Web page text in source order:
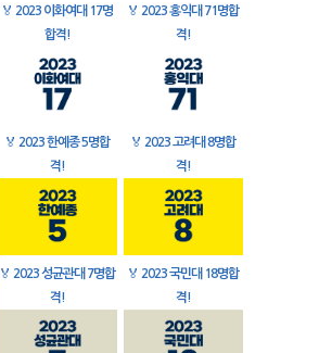
🏅 2023 이화여대 17명
합격!
🏅 2023 홍익대 71명합
격!
🏅 2023 한예종 5명합
격!
🏅 2023 고려대 8명합
격!
🏅 2023 성균관대 7명합
격!
🏅 2023 국민대 18명합
격!